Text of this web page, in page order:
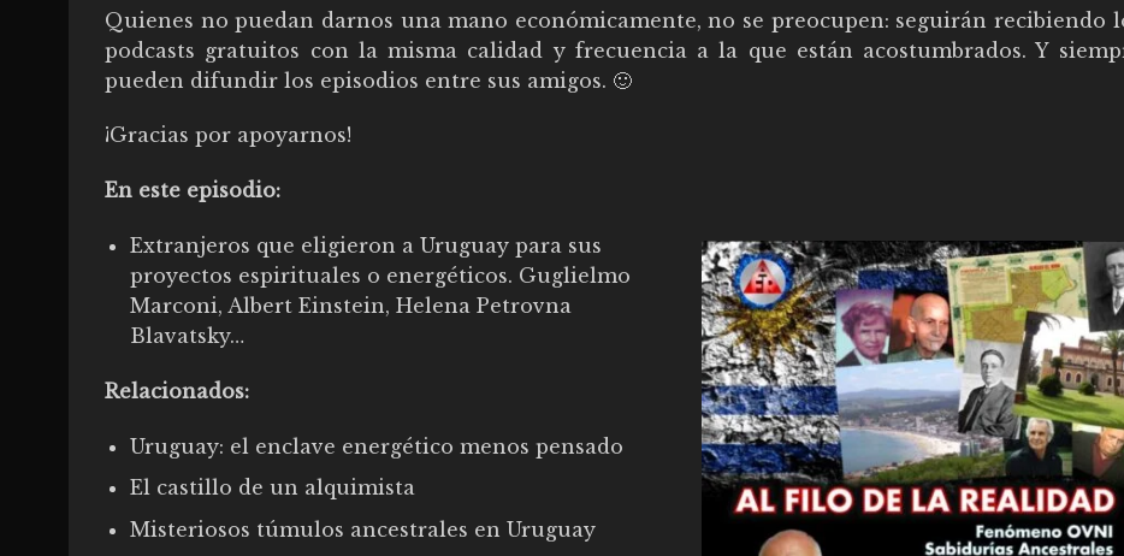
Quienes no puedan darnos una mano económicamente, no se preocupen: seguirán recibiendo
podcasts gratuitos con la misma calidad y frecuencia a la que están acostumbrados. Y
pueden difundir los episodios entre sus amigos. 🙂
¡Gracias por apoyarnos!
En este episodio:
Extranjeros que eligieron a Uruguay para sus
proyectos espirituales o energéticos. Guglielmo
Marconi, Albert Einstein, Helena Petrovna
Blavatsky…
Relacionados:
Uruguay: el enclave energético menos pensado
El castillo de un alquimista
Misteriosos túmulos ancestrales en Uruguay